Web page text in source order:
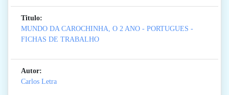
Titulo:
MUNDO DA CAROCHINHA, O 2 ANO - PORTUGUES -
FICHAS DE TRABALHO
Autor:
Carlos Letra